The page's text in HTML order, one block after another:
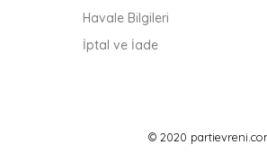
Havale Bilgileri
İptal ve İade
© 2020